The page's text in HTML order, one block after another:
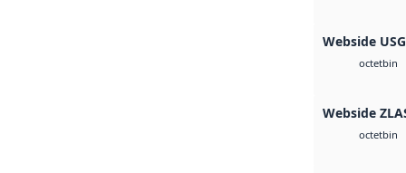
Webside
octetbin
Webside
octetbin